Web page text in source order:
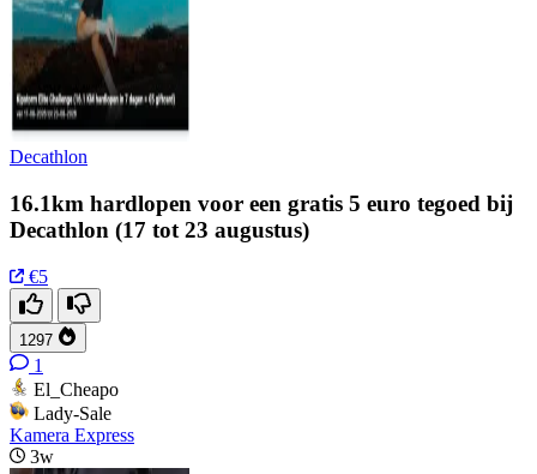
Decathlon
16.1km hardlopen voor een gratis 5 euro tegoed bij
Decathlon (17 tot 23 augustus)
€5
1297
1
El_Cheapo
Lady-Sale
Kamera Express
3w